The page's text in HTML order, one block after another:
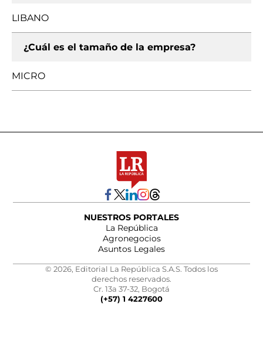
LIBANO
¿Cuál es el tamaño de la empresa?
MICRO
NUESTROS PORTALES
La República
Agronegocios
Asuntos Legales
© 2026, Editorial La República S.A.S. Todos los
derechos reservados.
Cr. 13a 37-32, Bogotá
(+57) 1 4227600